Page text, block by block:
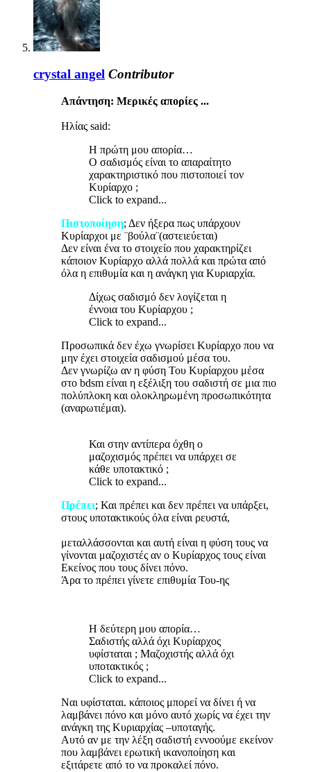
crystal angel Contributor
Απάντηση: Μερικές απορίες ...
Ηλίας said:
Η πρώτη μου απορία…
Ο σαδισμός είναι το απαραίτητο
χαρακτηριστικό που πιστοποιεί τον
Κυρίαρχο ;
Click to expand...
Πιστοποίηση; Δεν ήξερα πως υπάρχουν
Κυρίαρχοι με ¨βούλα¨(αστειεύεται)
Δεν είναι ένα το στοιχείο που χαρακτηρίζει
κάποιον Κυρίαρχο αλλά πολλά και πρώτα από
όλα η επιθυμία και η ανάγκη για Κυριαρχία.
Δίχως σαδισμό δεν λογίζεται η
έννοια του Κυρίαρχου ;
Click to expand...
Προσωπικά δεν έχω γνωρίσει Κυρίαρχο που να
μην έχει στοιχεία σαδισμού μέσα του.
Δεν γνωρίζω αν η φύση Του Κυρίαρχου μέσα
στο bdsm είναι η εξέλιξη του σαδιστή σε μια πιο
πολύπλοκη και ολοκληρωμένη προσωπικότητα
(αναρωτιέμαι).
Και στην αντίπερα όχθη ο
μαζοχισμός πρέπει να υπάρχει σε
κάθε υποτακτικό ;
Click to expand...
Πρέπει; Και πρέπει και δεν πρέπει να υπάρξει,
στους υποτακτικούς όλα είναι ρευστά,
μεταλλάσσονται και αυτή είναι η φύση τους να
γίνονται μαζοχιστές αν ο Κυρίαρχος τους είναι
Εκείνος που τους δίνει πόνο.
Άρα το πρέπει γίνετε επιθυμία Του-ης
Η δεύτερη μου απορία…
Σαδιστής αλλά όχι Κυρίαρχος
υφίσταται ; Μαζοχιστής αλλά όχι
υποτακτικός ;
Click to expand...
Ναι υφίσταται. κάποιος μπορεί να δίνει ή να
λαμβάνει πόνο και μόνο αυτό χωρίς να έχει την
ανάγκη της Κυριαρχίας –υποταγής.
Αυτό αν με την λέξη σαδιστή εννοούμε εκείνον
που λαμβάνει ερωτική ικανοποίηση και
εξιτάρετε από το να προκαλεί πόνο.